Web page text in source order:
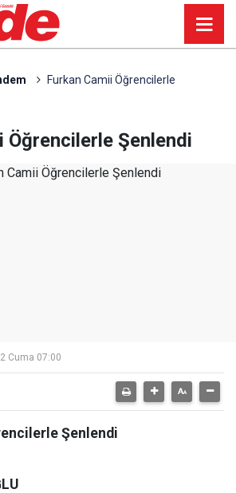
Furkan Camii Öğrencilerle
Öğrencilerle Şenlendi
Cuma 07:00
Şenlendi